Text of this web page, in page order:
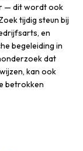
— dit wordt ook
tijdig steun bij
en
begeleiding in
dat
kan ook
betrokken